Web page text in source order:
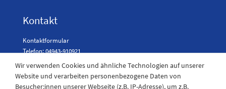
Kontakt
Kontaktformular
Telefon: 04943-910921
Wir verwenden Cookies und ähnliche Technologien auf unserer
Website und verarbeiten personenbezogene Daten von
Besucher:innen unserer Webseite (z.B. IP-Adresse), um z.B.